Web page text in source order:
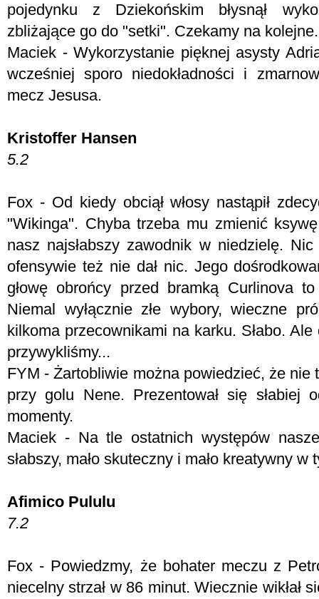
pojedynku z Dziekońskim błysnął
zbliżające go do "setki". Czekamy na
Maciek - Wykorzystanie pięknej asysty
wcześniej sporo niedokładności i
mecz Jesusa.
Kristoffer Hansen
5.2
Fox - Od kiedy obciął włosy nastąpił
"Wikinga". Chyba trzeba mu zmienić
nasz najsłabszy zawodnik w niedzielę.
ofensywie też nie dał nic. Jego
głowę obrońcy przed bramką Curlinova
Niemal wyłącznie złe wybory, wieczne
kilkoma przecownikami na karku. Słabo.
przywykliśmy...
FYM -Żartobliwie można powiedzieć, że nie
przy golu Nene. Prezentował się słabiej
momenty.
Maciek - Na tle ostatnich występów
słabszy, mało skuteczny i mało kreatywny w
Afimico Pululu
7.2
Fox - Powiedzmy, że bohater meczu z
niecelny strzał w 86 minut. Wiecznie wikłał